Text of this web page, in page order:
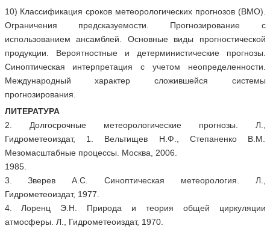
10) Классификация сроков метеорологических прогнозов (ВМО).
Ограничения предсказуемости. Прогнозирование с
использованием ансамблей. Основные виды прогностической
продукции. Вероятностные и детерминистические прогнозы.
Синоптическая интерпретация с учетом неопределенности.
Международный характер сложившейся системы
прогнозирования.
ЛИТЕРАТУРА
2. Долгосрочные метеорологические прогнозы. Л.,
Гидрометеоиздат, 1. Вельтищев Н.Ф., Степаненко В.М.
Мезомасштабные процессы. Москва, 2006.
1985.
3. Зверев А.С. Синоптическая метеорология. Л.,
Гидрометеоиздат, 1977.
4. Лоренц Э.Н. Природа и теория общей циркуляции
атмосферы. Л., Гидрометеоиздат, 1970.